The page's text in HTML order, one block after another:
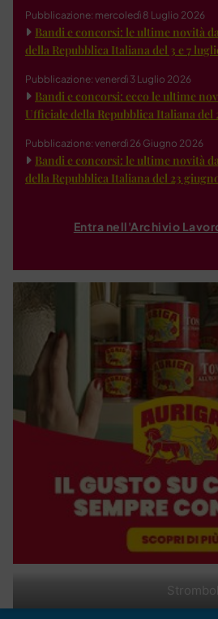
Stromboli
Pubblicazione: mercoledì 8 Luglio 2026
Bandi e concorsi: le ultime novità
della Repubblica Italiana del 3 e 7
Pubblicazione: venerdì 3 Luglio 2026
Bandi e concorsi: ecco le ultime
Ufficiale della Repubblica Italiana del
Pubblicazione: venerdì 26 Giugno 2026
Bandi e concorsi: le ultime novità
della Repubblica Italiana del 23
Entra nell'Archivio